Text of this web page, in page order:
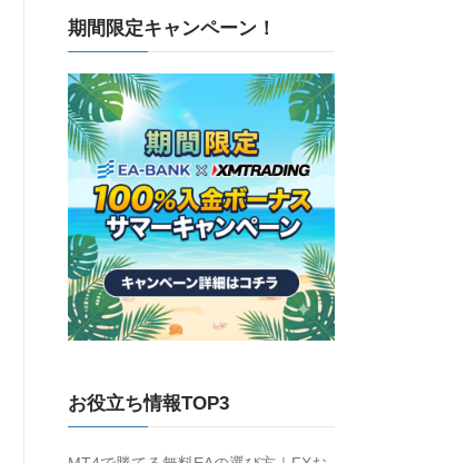
期間限定キャンペーン！
お役立ち情報TOP3